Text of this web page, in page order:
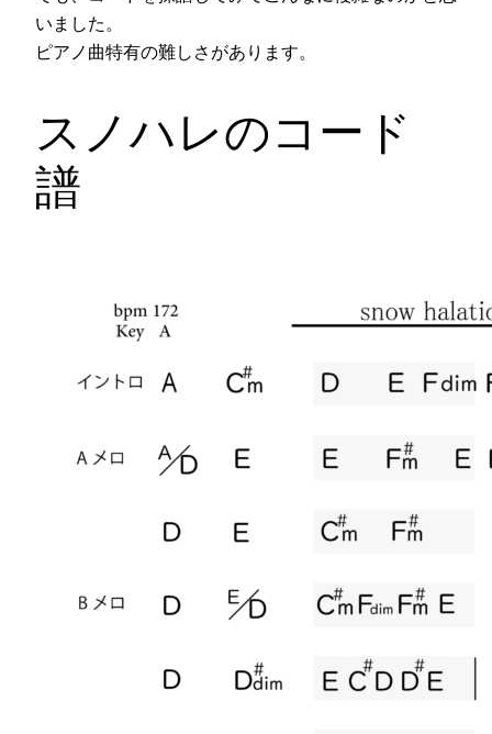
いました。
ピアノ曲特有の難しさがあります。
スノハレのコード
譜